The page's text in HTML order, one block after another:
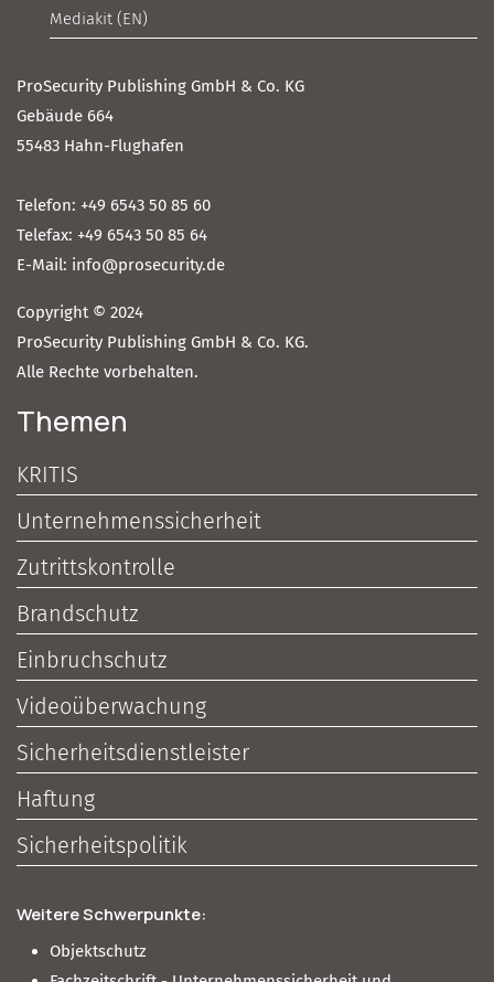
Mediakit (EN)
ProSecurity Publishing GmbH & Co. KG
Gebäude 664
55483 Hahn-Flughafen
Telefon: +49 6543 50 85 60
Telefax: +49 6543 50 85 64
E-Mail: info@prosecurity.de
Copyright © 2024
ProSecurity Publishing GmbH & Co. KG.
Alle Rechte vorbehalten.
Themen
KRITIS
Unternehmenssicherheit
Zutrittskontrolle
Brandschutz
Einbruchschutz
Videoüberwachung
Sicherheitsdienstleister
Haftung
Sicherheitspolitik
Weitere Schwerpunkte:
Objektschutz